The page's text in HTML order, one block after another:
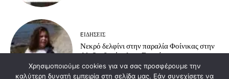
EΙΔΗΣΕΙΣ
Νεκρό δελφίνι στην παραλία Φοίνικας στην
Αλεξανδρούπολη – Επιχείρηση
περισυλλογής από τις αρχές.
Χρησιμοποιούμε cookies για να σας προσφέρουμε την
καλύτερη δυνατή εμπειρία στη σελίδα μας. Εάν συνεχίσετε να